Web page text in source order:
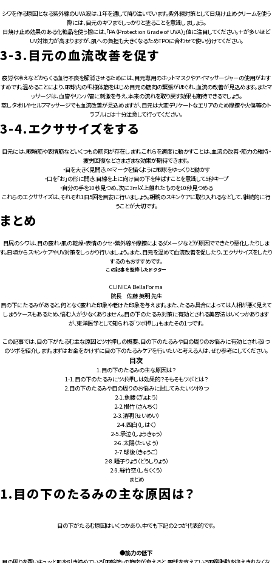
シワを作る原因となる紫外線のUVA波は、1年を通して降り注いでいます。紫外線対策として日焼け止めクリームを使う
際には、目元のキワまでしっかりと塗ることを意識しましょう。
日焼け止め効果のある化粧品を使う際には、「PA（Protection Grade of UVA）」値に注目してください。＋が多いほど
UV対策力が高まりますが、肌への負担も大きくなるためTPOに合わせて使い分けてください。
3-3. 目元の血流改善を促す
疲労や冷えなどからくる血行不良を解消させるためには、目元専用のホットマスクやアイマッサージャーの使用がおす
すめです。温めることにより、眼球内の毛様体筋をはじめ目元の筋肉の緊張がほぐれ、血流の改善が見込めます。またマ
ッサージは、血管やリンパ管に刺激を与え、本来の流れを取り戻す効果も期待できるでしょう。
蒸しタオルやセルフマッサージでも血流改善が見込めますが、目元は大変デリケートなエリアのため摩擦や火傷等のト
ラブルには十分注意して行ってください。
3-4.エクササイズをする
目元には、眼輪筋や表情筋などいくつもの筋肉が存在します。これらを適度に動かすことは、血流の改善・筋力の維持・
疲労回復などさまざまな効果が期待できます。
・目を大きく見開き、∞マークを描くように眼球をゆっくりと動かす
・口を「お」の形に開き、目線を上に向け目の下を伸ばすことを意識して5秒キープ
・自分の手を10秒見つめ、次に3m以上離れたものを10秒見つめる
これらのエクササイズは、それぞれ1日5回を目安に行いましょう。朝晩のスキンケアに取り入れるなどして、継続的に行
うことが大切です。
まとめ
目尻のシワは、目の疲れ・肌の乾燥・表情のクセ・紫外線や摩擦によるダメージなどが原因でできたり悪化したりしま
す。日頃からスキンケアやUV対策をしっかり行いましょう。また、目元を温めて血流改善を促したり、エクササイズをしたり
するのもおすすめです。
この記事を監修したドクター
CLINICA BellaForma
院長 佐藤 英明 先生
目の下にたるみがあると、何となく疲れた印象や老けた印象を与えます。また、たるみ具合によっては人相が悪く見えて
しまうケースもあるため、悩む人が少なくありません。目の下のたるみ対策に有効とされる美容法はいくつかあります
が、東洋医学として知られる「ツボ押し」もまたその1つです。
この記事では、目の下がたるむ主な原因とツボ押しの概要、目の下のたるみや目の周りのお悩みに有効とされる9つ
のツボを紹介します。まずはお金をかけずに目の下のたるみケアを行いたいと考える人は、ぜひ参考にしてください。
目次
1.目の下のたるみの主な原因は？
1-1.目の下のたるみにツボ押しは効果的？そもそもツボとは？
2.目の下のたるみや目の周りのお悩みに試してみたいツボ9つ
2-1.魚腰（ぎょよう）
2-2.攅竹（さんちく）
2-3.清明（せいめい）
2-4.四白（しはく）
2-5.承泣（しょうきゅう）
2-6.太陽（たいよう）
2-7.球後（きゅうご）
2-8.瞳子りょう（どうしりょう）
2-9.絲竹空（しちくくう）
まとめ
1. 目の下のたるみの主な原因は？
目の下がたるむ原因はいくつかあり、中でも下記の2つが代表的です。
●筋力の低下